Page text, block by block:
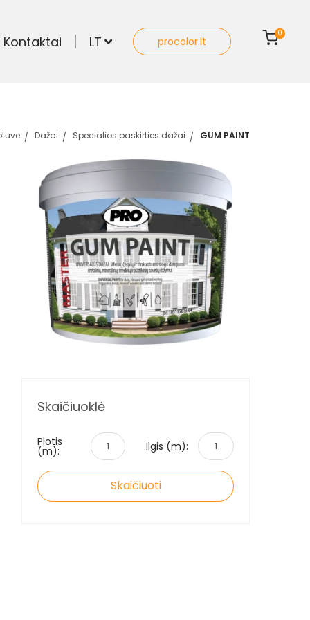
Kontaktai LT procolor.lt
0
Dažai Specialios paskirties dažai GUM PAINT
Skaičiuoklė
Plotis
(m): Ilgis (m):
Skaičiuoti